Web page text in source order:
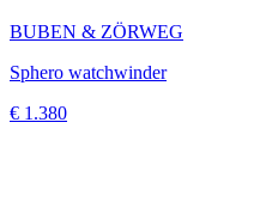
BUBEN & ZÖRWEG
Sphero watchwinder
€ 1.380